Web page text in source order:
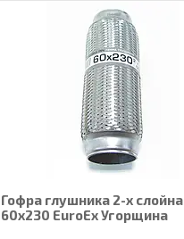
Гофра глушника 2-х слойна
60x230 EuroEx Угорщина